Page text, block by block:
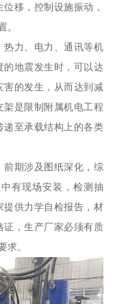
移，控制设施振动，
。
热力、电力、通讯等机
的地震发生时，可以达
害的发生，从而达到减
架是限制附属机电工程
递至承载结构上的各类
前期涉及图纸深化，综
有现场安装，检测抽
提供力学自检报告，材
证，生产厂家必须有质
求。